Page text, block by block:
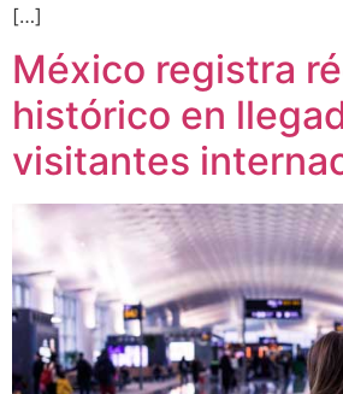
[…]
México registra
histórico en
visitantes